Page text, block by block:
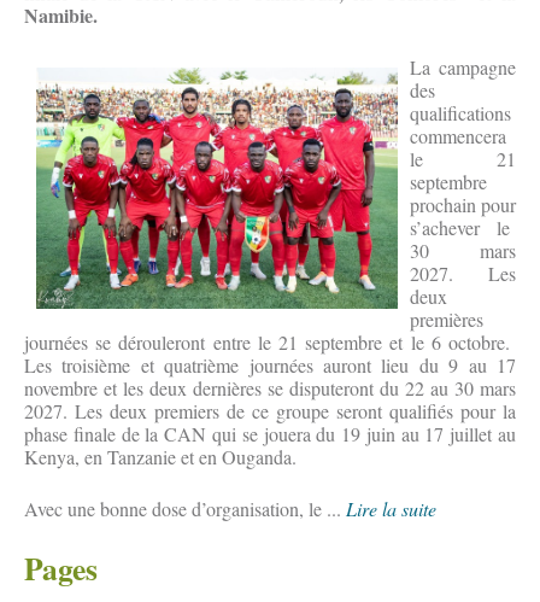
Namibie.
La campagne
des
qualifications
commencera
le 21
septembre
prochain pour
s’achever le
30 mars
2027. Les
deux
premières
journées se dérouleront entre le 21 septembre et le 6 octobre.
Les troisième et quatrième journées auront lieu du 9 au 17
novembre et les deux dernières se disputeront du 22 au 30 mars
2027. Les deux premiers de ce groupe seront qualifiés pour la
phase finale de la CAN qui se jouera du 19 juin au 17 juillet au
Kenya, en Tanzanie et en Ouganda.
Avec une bonne dose d’organisation, le ... Lire la suite
Pages